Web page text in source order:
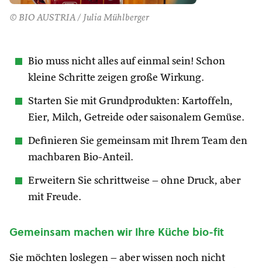
© BIO AUSTRIA / Julia Mühlberger
Bio muss nicht alles auf einmal sein! Schon
kleine Schritte zeigen große Wirkung.
Starten Sie mit Grundprodukten: Kartoffeln,
Eier, Milch, Getreide oder saisonalem Gemüse.
Definieren Sie gemeinsam mit Ihrem Team den
machbaren Bio-Anteil.
Erweitern Sie schrittweise – ohne Druck, aber
mit Freude.
Gemeinsam machen wir Ihre Küche bio-fit
Sie möchten loslegen – aber wissen noch nicht